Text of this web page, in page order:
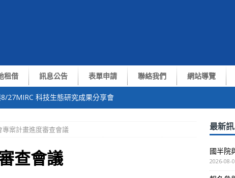
租借 訊息公告 表單申請 聯絡我們 網站導覽
27MIRC 科技生態研究成果分享會
通訊技術交流會
專案計畫進度審查會議
查會議
最新
國半院
2026-08-